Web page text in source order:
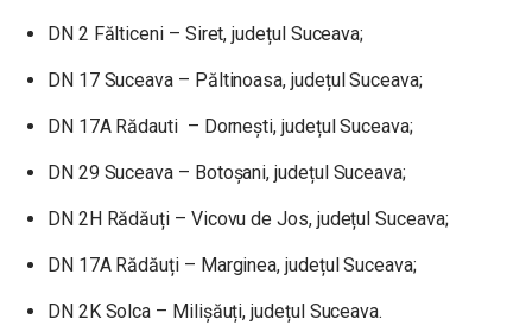
DN 2 Fălticeni – Siret, județul Suceava;
DN 17 Suceava – Păltinoasa, județul Suceava;
DN 17A Rădauti – Dornești, județul Suceava;
DN 29 Suceava – Botoșani, județul Suceava;
DN 2H Rădăuți – Vicovu de Jos, județul Suceava;
DN 17A Rădăuți – Marginea, județul Suceava;
DN 2K Solca – Milișăuți, județul Suceava.